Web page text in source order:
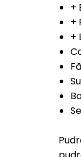
+
+
+